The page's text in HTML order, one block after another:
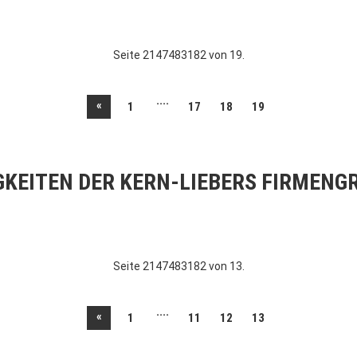
Seite 2147483182 von 19.
« 1 .... 17 18 19
DER KERN-LIEBERS
Seite 2147483182 von 13.
« 1 .... 11 12 13